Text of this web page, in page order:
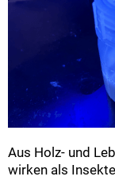
Aus Holz- und
wirken als